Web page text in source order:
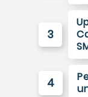
3
4